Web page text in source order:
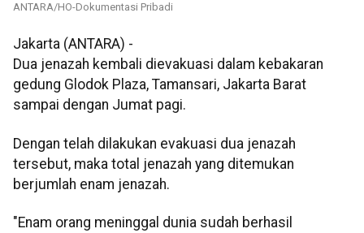
ANTARA/HO-Dokumentasi Pribadi
Jakarta (ANTARA) -
Dua jenazah kembali dievakuasi dalam kebakaran
gedung Glodok Plaza, Tamansari, Jakarta Barat
sampai dengan Jumat pagi.
Dengan telah dilakukan evakuasi dua jenazah
tersebut, maka total jenazah yang ditemukan
berjumlah enam jenazah.
"Enam orang meninggal dunia sudah berhasil